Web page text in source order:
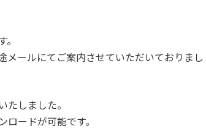
ールにてご案内させていただいておりまし
しました。
ードが可能です。